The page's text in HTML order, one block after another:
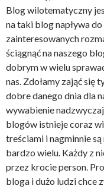
Blog wilotematyczny
na taki blog napływa
zainteresowanych
ściągnąć na naszego
dobrym w wielu
nas. Zdołamy zająć się
dobre danego dnia dla
wywabienie
blogów istnieje coraz
treściami i nagminnie
bardzo wielu. Każdy z
przez krocie person.
bloga i dużo ludzi chce